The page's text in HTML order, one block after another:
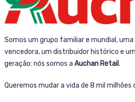
Somos um grupo familiar e mundial,
vencedora, um distribuidor histórico e
geração: nós somos a Auchan Retail.
Queremos mudar a vida de 8 mil